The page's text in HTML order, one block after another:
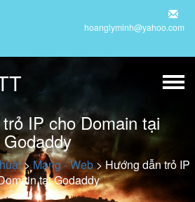
hoanglyminh@yahoo.com
IP cho Domain tại
Godaddy
>Mạng - Web>Hướng dẫn trỏ IP
tại Godaddy